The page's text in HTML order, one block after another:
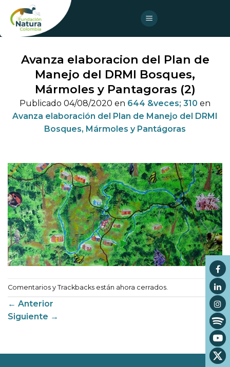
content
Avanza elaboracion del Plan de
Manejo del DRMI Bosques,
Mármoles y Pantagoras (2)
Publicado 04/08/2020 en 644 &veces; 310 en
Avanza elaboración del Plan de Manejo del DRMI
Bosques, Mármoles y Pantágoras
Comentarios y Trackbacks están ahora cerrados.
← Anterior
Siguiente →